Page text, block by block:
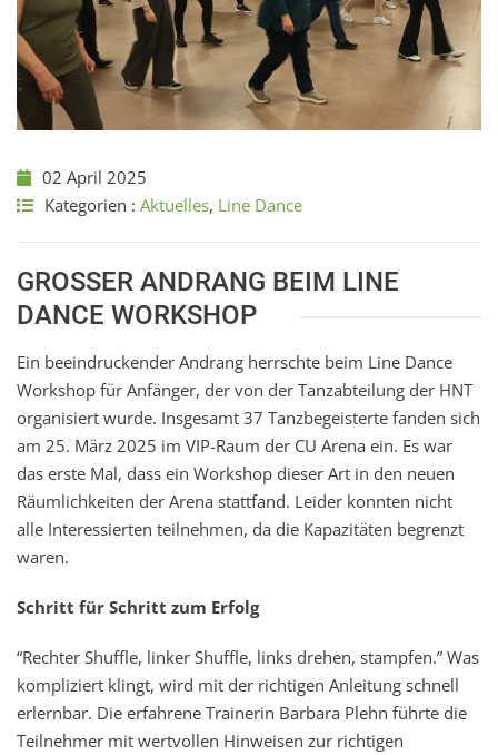
02 April 2025
Kategorien : Aktuelles, Line Dance
GROSSER ANDRANG BEIM LINE D
ANCE WORKSHOP
Ein beeindruckender Andrang herrschte beim Line Dance
Workshop für Anfänger, der von der Tanzabteilung der HNT
organisiert wurde. Insgesamt 37 Tanzbegeisterte fanden sich
am 25. März 2025 im VIP-Raum der CU Arena ein. Es war
das erste Mal, dass ein Workshop dieser Art in den neuen
Räumlichkeiten der Arena stattfand. Leider konnten nicht
alle Interessierten teilnehmen, da die Kapazitäten begrenzt
waren.
Schritt für Schritt zum Erfolg
“Rechter Shuffle, linker Shuffle, links drehen, stampfen.” Was
kompliziert klingt, wird mit der richtigen Anleitung schnell
erlernbar. Die erfahrene Trainerin Barbara Plehn führte die
Teilnehmer mit wertvollen Hinweisen zur richtigen